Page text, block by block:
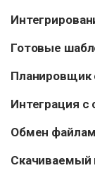
Готовые
Планировщик
Интеграция
Обмен
Скачиваемый